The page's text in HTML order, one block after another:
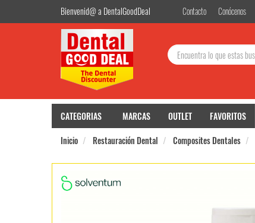
Bienvenid@ a DentalGoodDeal Contacto Conócenos
CATEGORIAS MARCAS OUTLET FAVORITOS
Inicio
Restauración Dental Composites Dentales